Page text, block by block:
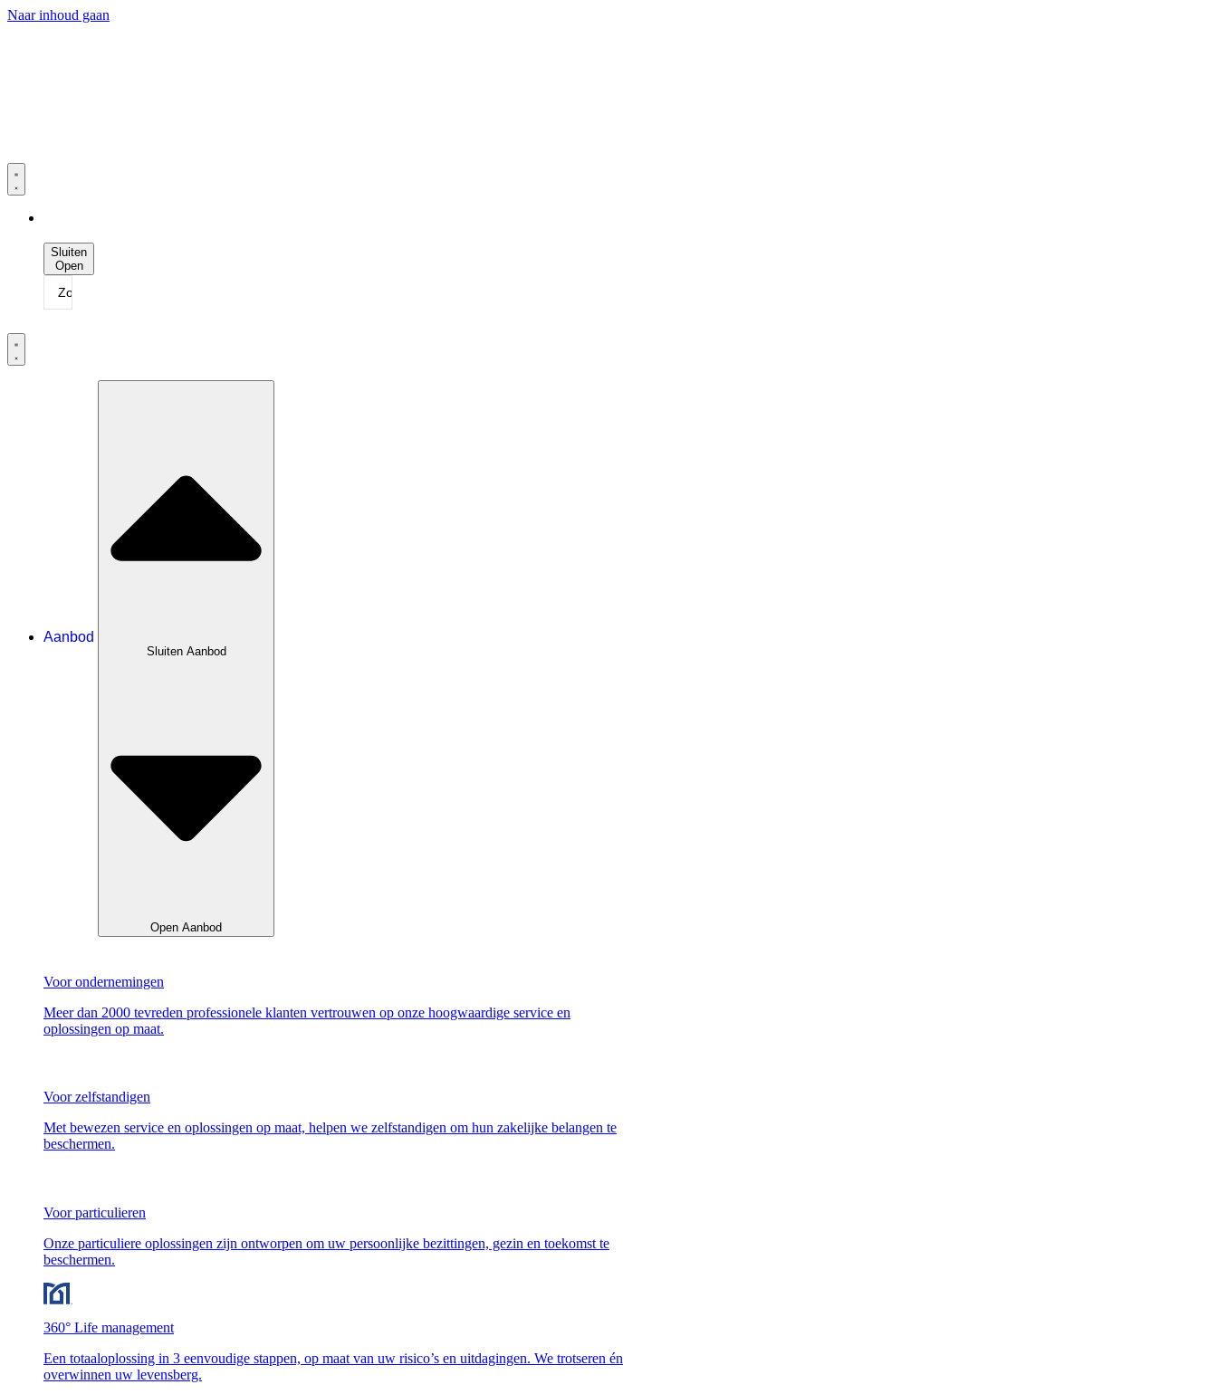
Naar inhoud gaan
Sluiten
Open
Aanbod
Sluiten Aanbod
Open Aanbod
Voor ondernemingen
Meer dan 2000 tevreden professionele klanten vertrouwen op onze hoogwaardige service en
oplossingen op maat.
Voor zelfstandigen
Met bewezen service en oplossingen op maat, helpen we zelfstandigen om hun zakelijke belangen te
beschermen.
Voor particulieren
Onze particuliere oplossingen zijn ontworpen om uw persoonlijke bezittingen, gezin en toekomst te
beschermen.
360° Life management
Een totaaloplossing in 3 eenvoudige stappen, op maat van uw risico’s en uitdagingen. We trotseren én
overwinnen uw levensberg.